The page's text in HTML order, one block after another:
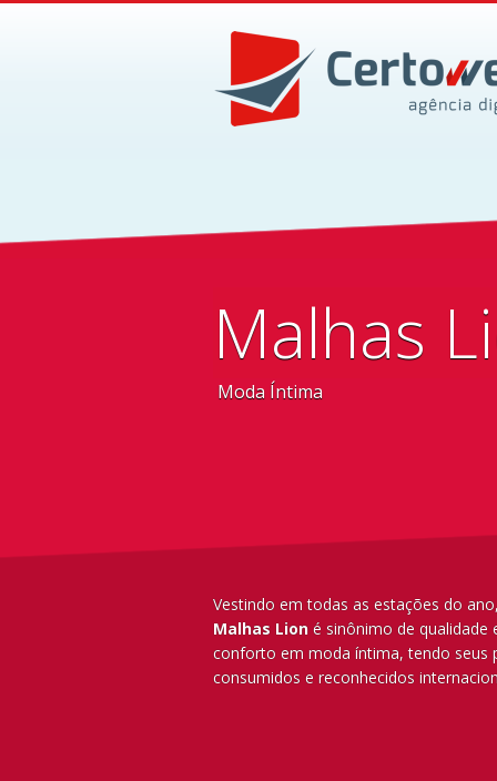
Malhas
Moda Íntima
Vestindo em todas as estações do
Malhas Lion é sinônimo de qualidade
conforto em moda íntima, tendo seus
consumidos e reconhecidos